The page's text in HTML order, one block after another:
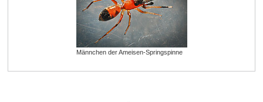
Männchen der Ameisen-Springspinne